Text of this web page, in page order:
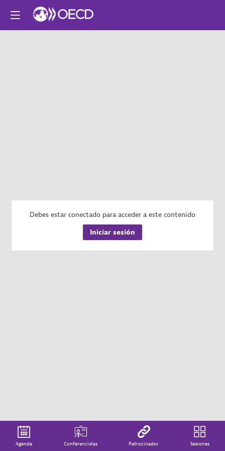
Debes estar conectado para acceder a este contenido
Iniciar sesión
Agenda Conferencistas Patrocinador Sesiones